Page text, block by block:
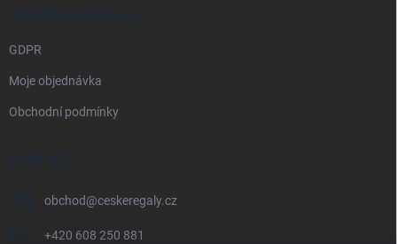
PRÁVNÍ INFORMACE
GDPR
Moje objednávka
Obchodní podmínky
KONTAKT
obchod@ceskeregaly.cz
+420 608 250 881